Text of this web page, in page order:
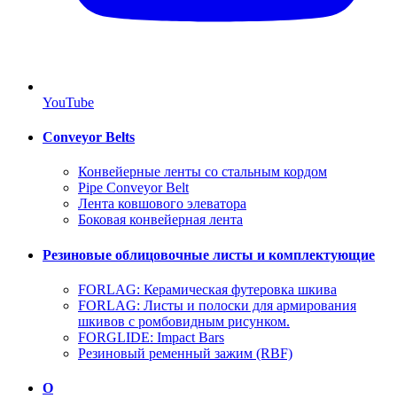
YouTube
Conveyor Belts
Конвейерные ленты со стальным кордом
Pipe Conveyor Belt
Лента ковшового элеватора
Боковая конвейерная лента
Резиновые облицовочные листы и комплектующие
FORLAG: Керамическая футеровка шкива
FORLAG: Листы и полоски для армирования
шкивов с ромбовидным рисунком.
FORGLIDE: Impact Bars
Резиновый ременный зажим (RBF)
О